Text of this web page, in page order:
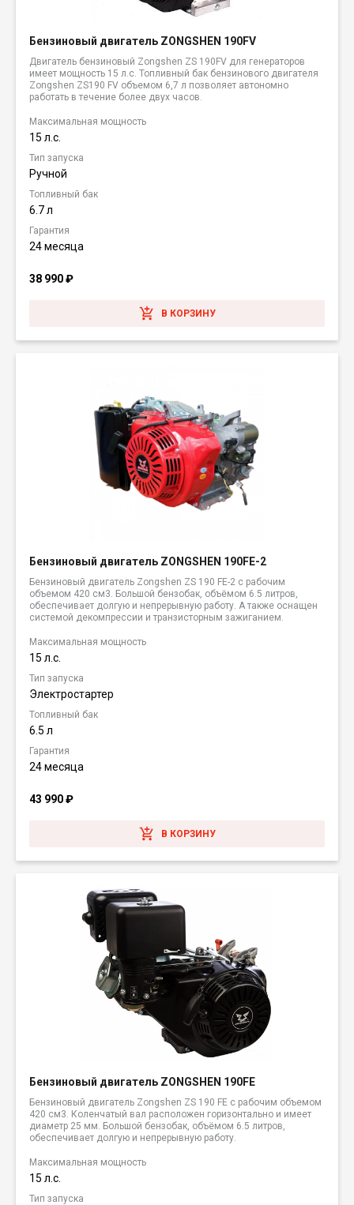
Бензиновый двигатель ZONGSHEN 190FV
Двигатель бензиновый Zongshen ZS 190FV для генераторов
имеет мощность 15 л.с. Топливный бак бензинового двигателя
Zongshen ZS190 FV объемом 6,7 л позволяет автономно
работать в течение более двух часов.
Максимальная мощность
15 л.с.
Тип запуска
Ручной
Топливный бак
6.7 л
Гарантия
24 месяца
38 990₽
В КОРЗИНУ
Бензиновый двигатель ZONGSHEN 190FE-2
Бензиновый двигатель Zongshen ZS 190 FE-2 с рабочим
объемом 420 см3. Большой бензобак, объёмом 6.5 литров,
обеспечивает долгую и непрерывную работу. А также оснащен
системой декомпрессии и транзисторным зажиганием.
Максимальная мощность
15 л.с.
Тип запуска
Электростартер
Топливный бак
6.5 л
Гарантия
24 месяца
43 990₽
В КОРЗИНУ
Бензиновый двигатель ZONGSHEN 190FE
Бензиновый двигатель Zongshen ZS 190 FE с рабочим объемом
420 см3. Коленчатый вал расположен горизонтально и имеет
диаметр 25 мм. Большой бензобак, объёмом 6.5 литров,
обеспечивает долгую и непрерывную работу.
Максимальная мощность
15 л.с.
Тип запуска